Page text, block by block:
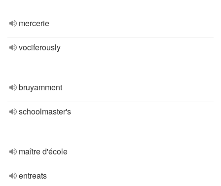
mercerie
vociferously
bruyamment
schoolmaster's
maître d'école
entreats